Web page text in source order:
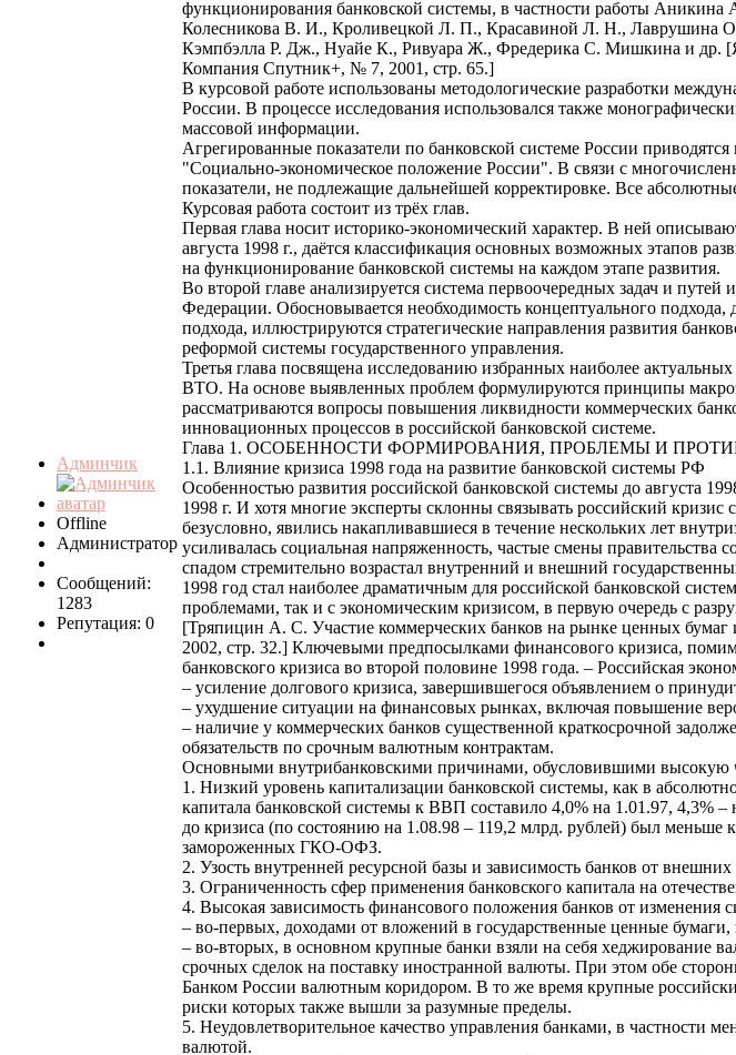
Админчик
Offline
Администратор
Сообщений:
1283
Репутация: 0
функционирования банковской системы, в частности работы
Колесникова В. И., Кроливецкой Л. П., Красавиной Л. Н.,
Кэмпбэлла Р. Дж., Нуайе К., Ривуара Ж., Фредерика С. Мишкина и др.
Компания Спутник+, № 7, 2001, стр. 65.]
В курсовой работе использованы методологические разработки
России. В процессе исследования использовался также
массовой информации.
Агрегированные показатели по банковской системе России
"Социально-экономическое положение России". В связи с
показатели, не подлежащие дальнейшей корректировке. Все
Курсовая работа состоит из трёх глав.
Первая глава носит историко-экономический характер. В ней
августа 1998 г., даётся классификация основных возможных этапов
на функционирование банковской системы на каждом этапе развития.
Во второй главе анализируется система первоочередных задач и
Федерации. Обосновывается необходимость концептуального подхода,
подхода, иллюстрируются стратегические направления развития
реформой системы государственного управления.
Третья глава посвящена исследованию избранных наиболее
ВТО. На основе выявленных проблем формулируются принципы
рассматриваются вопросы повышения ликвидности коммерческих
инновационных процессов в российской банковской системе.
Глава 1. ОСОБЕННОСТИ ФОРМИРОВАНИЯ, ПРОБЛЕМЫ И
1.1. Влияние кризиса 1998 года на развитие банковской системы РФ
Особенностью развития российской банковской системы до августа
1998 г. И хотя многие эксперты склонны связывать российский
безусловно, явились накапливавшиеся в течение нескольких лет
усиливалась социальная напряженность, частые смены
спадом стремительно возрастал внутренний и внешний
1998 год стал наиболее драматичным для российской банковской
проблемами, так и с экономическим кризисом, в первую очередь с
[Тряпицин А. С. Участие коммерческих банков на рынке ценных
2002, стр. 32.] Ключевыми предпосылками финансового кризиса,
банковского кризиса во второй половине 1998 года. – Российская
– усиление долгового кризиса, завершившегося объявлением о
– ухудшение ситуации на финансовых рынках, включая повышение
– наличие у коммерческих банков существенной краткосрочной
обязательств по срочным валютным контрактам.
Основными внутрибанковскими причинами, обусловившими высокую
1. Низкий уровень капитализации банковской системы, как в
капитала банковской системы к ВВП составило 4,0% на 1.01.97, 4,3%
до кризиса (по состоянию на 1.08.98 – 119,2 млрд. рублей) был
замороженных ГКО-ОФЗ.
2. Узость внутренней ресурсной базы и зависимость банков от
3. Ограниченность сфер применения банковского капитала на
4. Высокая зависимость финансового положения банков от изменения
– во-первых, доходами от вложений в государственные ценные
– во-вторых, в основном крупные банки взяли на себя хеджирование
срочных сделок на поставку иностранной валюты. При этом обе
Банком России валютным коридором. В то же время крупные
риски которых также вышли за разумные пределы.
5. Неудовлетворительное качество управления банками, в частности
валютой.